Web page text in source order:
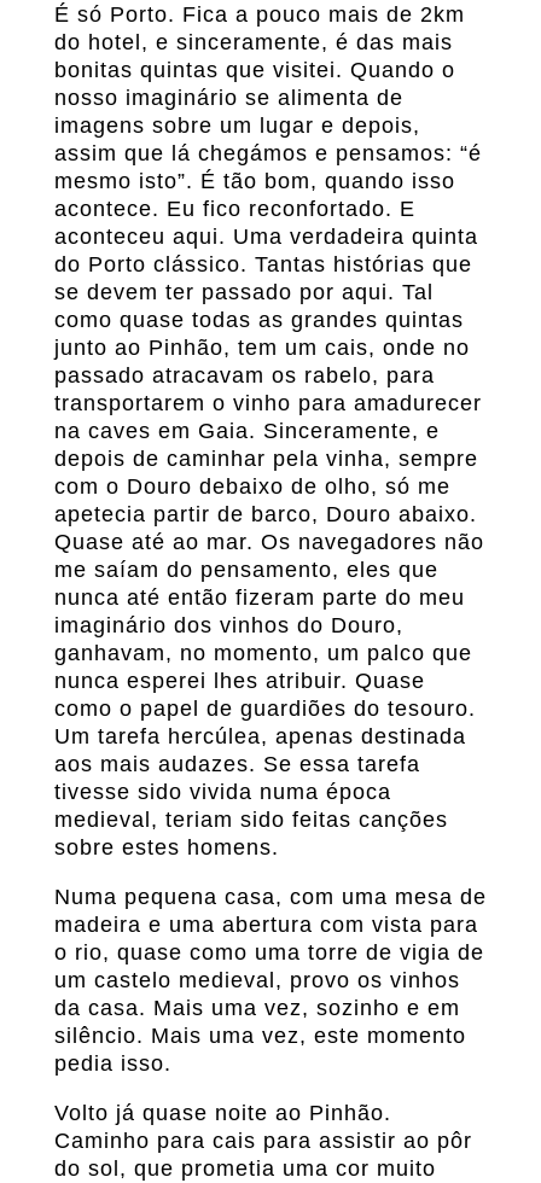
É só Porto. Fica a pouco mais de 2km
do hotel, e sinceramente, é das mais
bonitas quintas que visitei. Quando o
nosso imaginário se alimenta de
imagens sobre um lugar e depois,
assim que lá chegámos e pensamos: “é
mesmo isto”. É tão bom, quando isso
acontece. Eu fico reconfortado. E
aconteceu aqui. Uma verdadeira quinta
do Porto clássico. Tantas histórias que
se devem ter passado por aqui. Tal
como quase todas as grandes quintas
junto ao Pinhão, tem um cais, onde no
passado atracavam os rabelo, para
transportarem o vinho para amadurecer
na caves em Gaia. Sinceramente, e
depois de caminhar pela vinha, sempre
com o Douro debaixo de olho, só me
apetecia partir de barco, Douro abaixo.
Quase até ao mar. Os navegadores não
me saíam do pensamento, eles que
nunca até então fizeram parte do meu
imaginário dos vinhos do Douro,
ganhavam, no momento, um palco que
nunca esperei lhes atribuir. Quase
como o papel de guardiões do tesouro.
Um tarefa hercúlea, apenas destinada
aos mais audazes. Se essa tarefa
tivesse sido vivida numa época
medieval, teriam sido feitas canções
sobre estes homens.
Numa pequena casa, com uma mesa de
madeira e uma abertura com vista para
o rio, quase como uma torre de vigia de
um castelo medieval, provo os vinhos
da casa. Mais uma vez, sozinho e em
silêncio. Mais uma vez, este momento
pedia isso.
Volto já quase noite ao Pinhão.
Caminho para cais para assistir ao pôr
do sol, que prometia uma cor muito